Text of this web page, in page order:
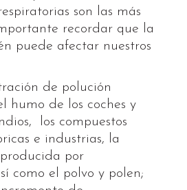
son las más
recordar que la
puede afectar nuestros
de polución
humo de los coches y
los compuestos
e industrias, la
por
como el polvo y polen;